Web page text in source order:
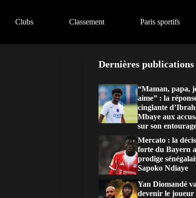
Clubs Classement Paris sportifs
Dernières publications
“Maman, papa,
aime” : la
cinglante
Mbaye aux
sur son
Mercato : la
forte du Bayern
prodige
Sapoko Ndiaye
Yan Diomandé
devenir le